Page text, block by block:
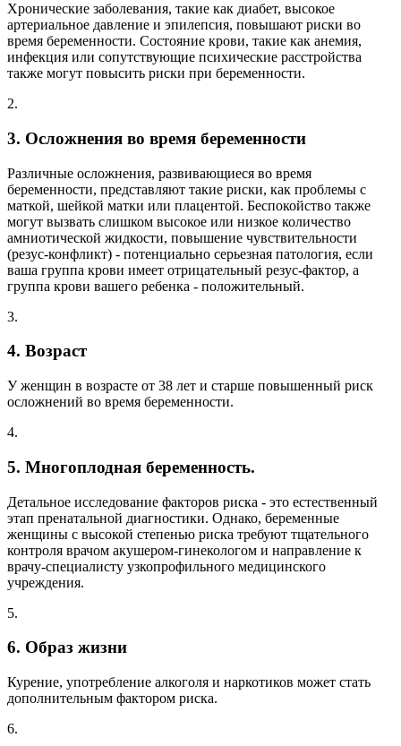
Хронические заболевания, такие как диабет, высокое
артериальное давление и эпилепсия, повышают риски во
время беременности. Состояние крови, такие как анемия,
инфекция или сопутствующие психические расстройства
также могут повысить риски при беременности.
2.
3. Осложнения во время беременности
Различные осложнения, развивающиеся во время
беременности, представляют такие риски, как проблемы с
маткой, шейкой матки или плацентой. Беспокойство также
могут вызвать слишком высокое или низкое количество
амниотической жидкости, повышение чувствительности
(резус-конфликт) - потенциально серьезная патология, если
ваша группа крови имеет отрицательный резус-фактор, а
группа крови вашего ребенка - положительный.
3.
4. Возраст
У женщин в возрасте от 38 лет и старше повышенный риск
осложнений во время беременности.
4.
5. Многоплодная беременность.
Детальное исследование факторов риска - это естественный
этап пренатальной диагностики. Однако, беременные
женщины с высокой степенью риска требуют тщательного
контроля врачом акушером-гинекологом и направление к
врачу-специалисту узкопрофильного медицинского
учреждения.
5.
6. Образ жизни
Курение, употребление алкоголя и наркотиков может стать
дополнительным фактором риска.
6.